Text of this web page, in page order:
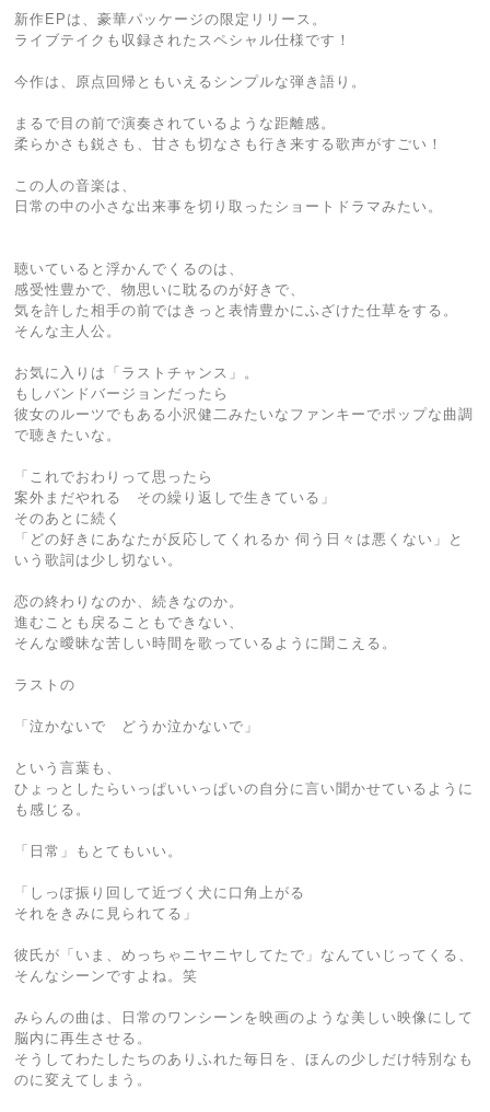
新作EPは、豪華パッケージの限定リリース。
ライブテイクも収録されたスペシャル仕様です！
今作は、原点回帰ともいえるシンプルな弾き語り。
まるで目の前で演奏されているような距離感。
柔らかさも鋭さも、甘さも切なさも行き来する歌声がすごい！
この人の音楽は、
日常の中の小さな出来事を切り取ったショートドラマみたい。
聴いていると浮かんでくるのは、
感受性豊かで、物思いに耽るのが好きで、
気を許した相手の前ではきっと表情豊かにふざけた仕草をする。
そんな主人公。
お気に入りは「ラストチャンス」。
もしバンドバージョンだったら
彼女のルーツでもある小沢健二みたいなファンキーでポップな曲調
で聴きたいな。
「これでおわりって思ったら
案外まだやれる その繰り返しで生きている」
そのあとに続く
「どの好きにあなたが反応してくれるか 伺う日々は悪くない」と
いう歌詞は少し切ない。
恋の終わりなのか、続きなのか。
進むことも戻ることもできない、
そんな曖昧な苦しい時間を歌っているように聞こえる。
ラストの
「泣かないで どうか泣かないで」
という言葉も、
ひょっとしたらいっぱいいっぱいの自分に言い聞かせているように
も感じる。
「日常」もとてもいい。
「しっぽ振り回して近づく犬に口角上がる
それをきみに見られてる」
彼氏が「いま、めっちゃニヤニヤしてたで」なんていじってくる、
そんなシーンですよね。笑
みらんの曲は、日常のワンシーンを映画のような美しい映像にして
脳内に再生させる。
そうしてわたしたちのありふれた毎日を、ほんの少しだけ特別なも
のに変えてしまう。